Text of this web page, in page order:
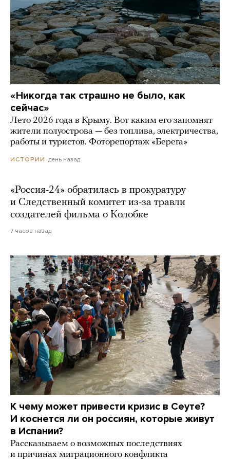
«Никогда так страшно не было, как
сейчас»
Лето 2026 года в Крыму. Вот каким его запомнят
жители полуострова — без топлива, электричества,
работы и туристов. Фоторепортаж «Берега»
ИСТОРИИ день назад
«Россия-24» обратилась в прокуратуру
и Следственный комитет из-за травли
создателей фильма о Колобке
7 часов назад
К чему может привести кризис в Сеуте?
И коснется ли он россиян, которые живут
в Испании?
Рассказываем о возможных последствиях
и причинах миграционного конфликта